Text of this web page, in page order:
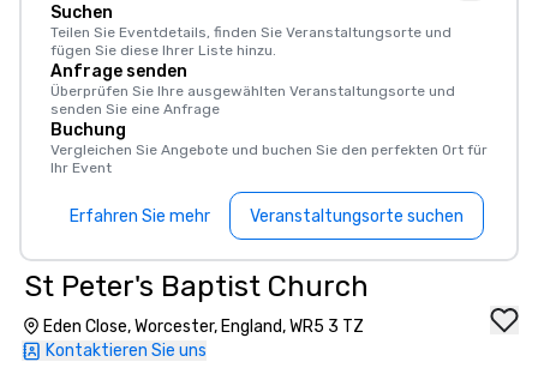
Suchen
Teilen Sie Eventdetails, finden Sie Veranstaltungsorte und
fügen Sie diese Ihrer Liste hinzu.
Anfrage senden
Überprüfen Sie Ihre ausgewählten Veranstaltungsorte und
senden Sie eine Anfrage
Buchung
Vergleichen Sie Angebote und buchen Sie den perfekten Ort für
Ihr Event
Erfahren Sie mehr Veranstaltungsorte suchen
St Peter's Baptist Church
Eden Close, Worcester, England, WR5 3 TZ
Kontaktieren Sie uns